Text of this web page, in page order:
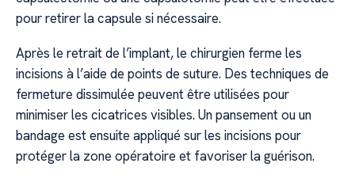
pour retirer la capsule si nécessaire.
Après le retrait de l’implant, le chirurgien ferme les
incisions à l’aide de points de suture. Des techniques de
fermeture dissimulée peuvent être utilisées pour
minimiser les cicatrices visibles. Un pansement ou un
bandage est ensuite appliqué sur les incisions pour
protéger la zone opératoire et favoriser la guérison.